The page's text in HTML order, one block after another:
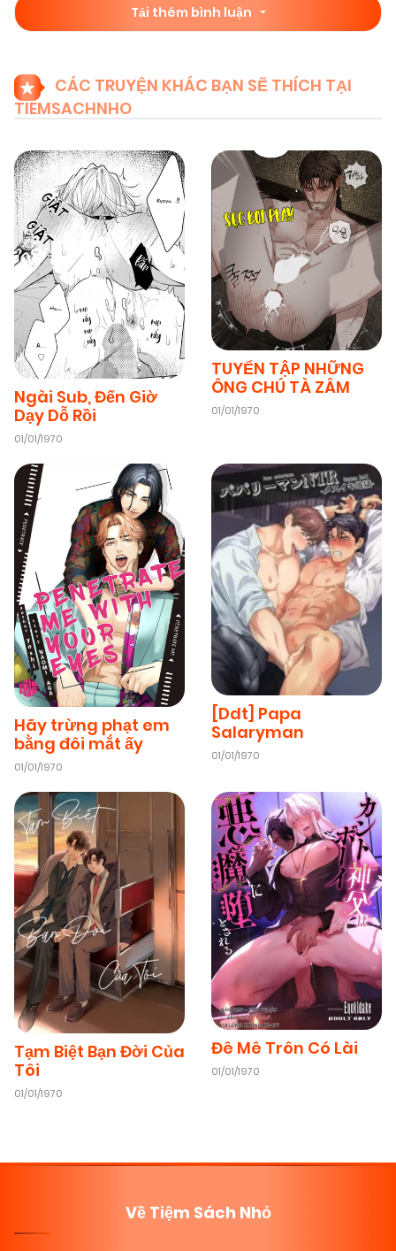
Tải thêm bình luận
CÁC TRUYỆN KHÁC BẠN SẼ THÍCH TẠI
TIEMSACHNHO
Ngài Sub, Đến Giờ
Dạy Dỗ Rồi
01/01/1970
TUYỂN TẬP NHỮNG
ÔNG CHÚ TÀ ZÂM
01/01/1970
Hãy trừng phạt em
bằng đôi mắt ấy
01/01/1970
[Ddt] Papa
Salaryman
01/01/1970
Tạm Biệt Bạn Đời Của
Tôi
01/01/1970
Đê Mê Trôn Có Lài
01/01/1970
Về Tiệm Sách Nhỏ